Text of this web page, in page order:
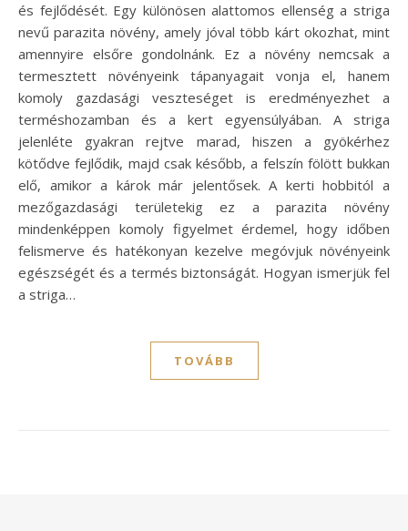
és fejlődését. Egy különösen alattomos ellenség a striga
nevű parazita növény, amely jóval több kárt okozhat, mint
amennyire elsőre gondolnánk. Ez a növény nemcsak a
termesztett növényeink tápanyagait vonja el, hanem
komoly gazdasági veszteséget is eredményezhet a
terméshozamban és a kert egyensúlyában. A striga
jelenléte gyakran rejtve marad, hiszen a gyökérhez
kötődve fejlődik, majd csak később, a felszín fölött bukkan
elő, amikor a károk már jelentősek. A kerti hobbitól a
mezőgazdasági területekig ez a parazita növény
mindenképpen komoly figyelmet érdemel, hogy időben
felismerve és hatékonyan kezelve megóvjuk növényeink
egészségét és a termés biztonságát. Hogyan ismerjük fel
a striga…
TOVÁBB